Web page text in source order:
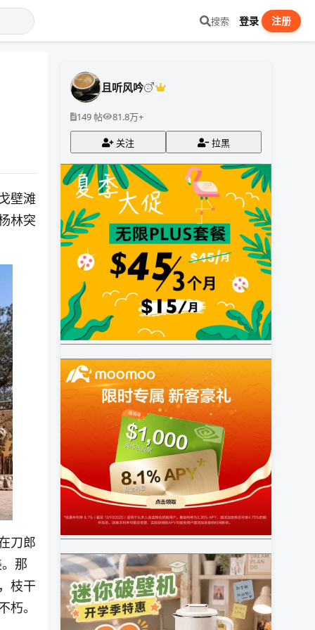
搜索 登录 注册
壁滩
林突
刀郎
那
枝干
。
且听风吟
149 帖 81.8万+
关注 拉黑